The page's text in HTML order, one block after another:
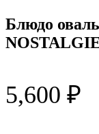
Блюдо
5,600 ₽